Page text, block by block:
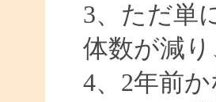
3、ただ単
体数が減
4、2年前